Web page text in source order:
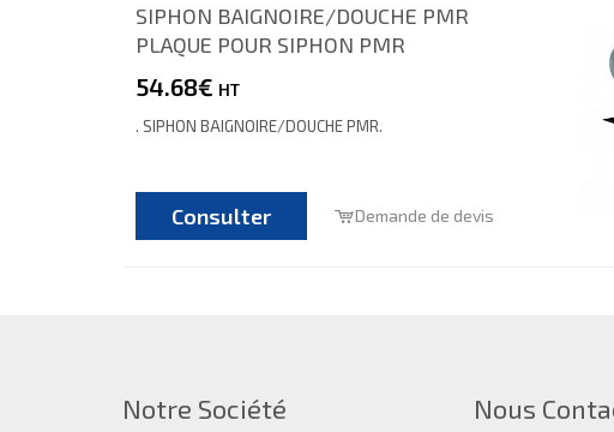
SIPHON BAIGNOIRE/DOUCHE PMR
PLAQUE POUR SIPHON PMR
54.68€ HT
. SIPHON BAIGNOIRE/DOUCHE PMR.
Consulter Demande de devis
Notre Société Nous